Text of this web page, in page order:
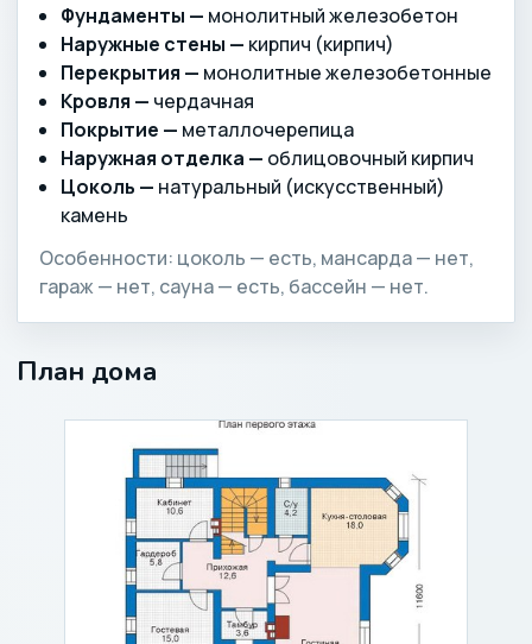
Фундаменты — монолитный железобетон
Наружные стены — кирпич (кирпич)
Перекрытия — монолитные железобетонные
Кровля — чердачная
Покрытие — металлочерепица
Наружная отделка — облицовочный кирпич
Цоколь — натуральный (искусственный)
камень
Особенности: цоколь — есть, мансарда — нет,
гараж — нет, сауна — есть, бассейн — нет.
План дома